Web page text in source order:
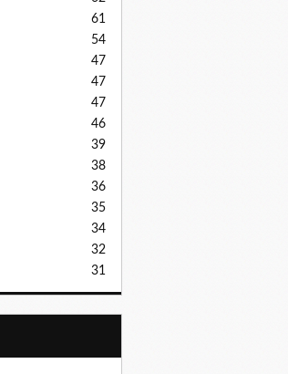
61
54
47
47
47
46
39
38
36
35
34
32
31